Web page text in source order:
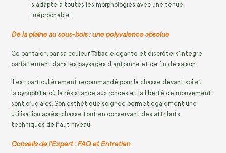
s'adapte à toutes les morphologies avec une tenue
irréprochable.
De la plaine au sous-bois : une polyvalence absolue
Ce pantalon, par sa couleur Tabac élégante et discrète, s'intègre
parfaitement dans les paysages d'automne et de fin de saison.
Il est particulièrement recommandé pour la chasse devant soi et
la cynophilie , où la résistance aux ronces et la liberté de mouvement
sont cruciales. Son esthétique soignée permet également une
utilisation après-chasse tout en conservant des attributs
techniques de haut niveau.
Conseils de l'Expert : FAQ et Entretien